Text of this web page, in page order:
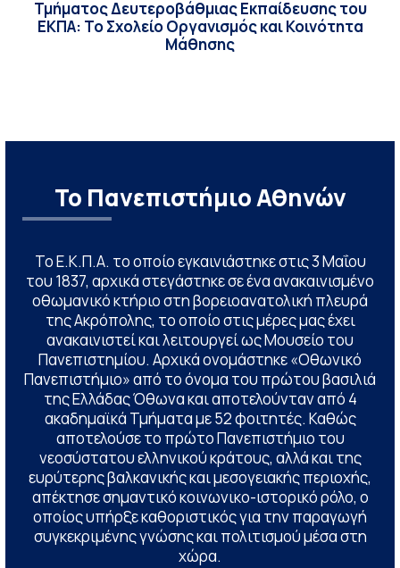
Τμήματος Δευτεροβάθμιας Εκπαίδευσης του
ΕΚΠΑ: Το Σχολείο Οργανισμός και Κοινότητα
Μάθησης
Το Πανεπιστήμιο Αθηνών
Το Ε.Κ.Π.Α. το οποίο εγκαινιάστηκε στις 3 Μαΐου
του 1837, αρχικά στεγάστηκε σε ένα ανακαινισμένο
οθωμανικό κτήριο στη βορειοανατολική πλευρά
της Ακρόπολης, το οποίο στις μέρες μας έχει
ανακαινιστεί και λειτουργεί ως Μουσείο του
Πανεπιστημίου. Αρχικά ονομάστηκε «Οθωνικό
Πανεπιστήμιο» από το όνομα του πρώτου βασιλιά
της Ελλάδας Όθωνα και αποτελούνταν από 4
ακαδημαϊκά Τμήματα με 52 φοιτητές. Καθώς
αποτελούσε το πρώτο Πανεπιστήμιο του
νεοσύστατου ελληνικού κράτους, αλλά και της
ευρύτερης βαλκανικής και μεσογειακής περιοχής,
απέκτησε σημαντικό κοινωνικο-ιστορικό ρόλο, ο
οποίος υπήρξε καθοριστικός για την παραγωγή
συγκεκριμένης γνώσης και πολιτισμού μέσα στη
χώρα.